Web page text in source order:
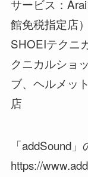
サービス：
館免税指定店
SHOEIテクニ
クニカルショ
ブ、ヘルメッ
店
「addSound
https://